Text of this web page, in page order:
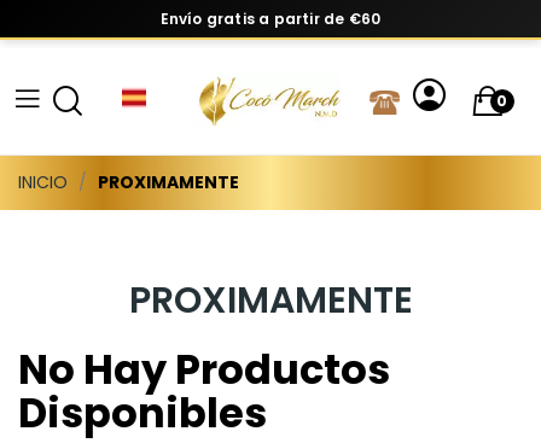
Envío gratis a partir de €60
0
INICIO PROXIMAMENTE
PROXIMAMENTE
No Hay Productos
Disponibles